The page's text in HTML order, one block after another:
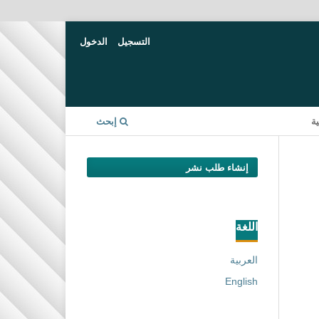
إبحث
التسجيل الدخول
إنشاء طلب نشر
اللغة
العربية
English